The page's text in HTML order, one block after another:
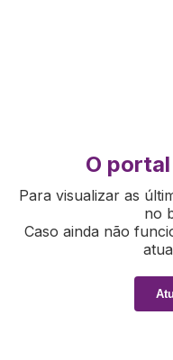
O
Para visualizar as
no
Caso ainda não